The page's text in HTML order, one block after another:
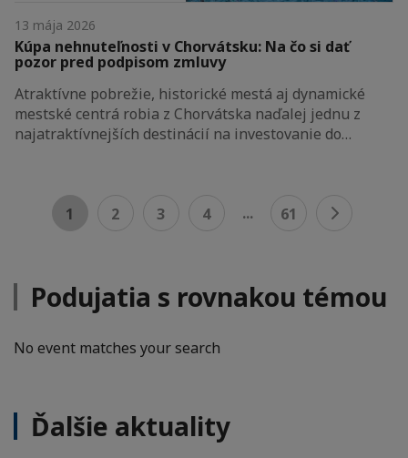
13 mája 2026
Kúpa nehnuteľnosti v Chorvátsku: Na čo si dať
pozor pred podpisom zmluvy
Atraktívne pobrežie, historické mestá aj dynamické
mestské centrá robia z Chorvátska naďalej jednu z
najatraktívnejších destinácií na investovanie do…
1 2 3 4 ... 61
Podujatia s rovnakou témou
No event matches your search
Ďalšie aktuality